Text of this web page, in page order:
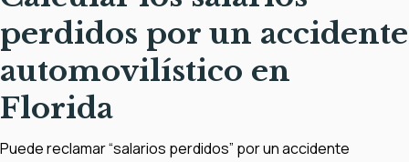
perdidos por un accidente
automovilístico en
Florida
Puede reclamar “salarios perdidos” por un accidente